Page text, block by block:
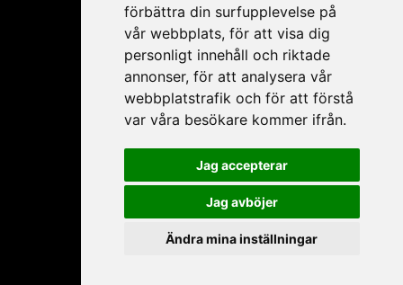
förbättra din surfupplevelse på
vår webbplats, för att visa dig
personligt innehåll och riktade
annonser, för att analysera vår
webbplatstrafik och för att förstå
var våra besökare kommer ifrån.
Jag accepterar
Jag avböjer
Ändra mina inställningar
Mitt konto
Mitt konto
Glömt lösenord
Mina produkter